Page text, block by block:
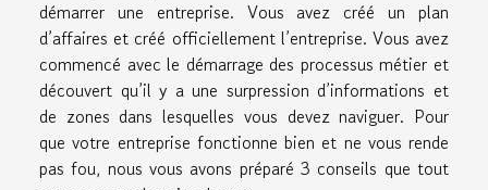
démarrer une entreprise. Vous avez créé un plan
d’affaires et créé officiellement l’entreprise. Vous avez
commencé avec le démarrage des processus métier et
découvert qu’il y a une surpression d’informations et
de zones dans lesquelles vous devez naviguer. Pour
que votre entreprise fonctionne bien et ne vous rende
pas fou, nous vous avons préparé 3 conseils que tout